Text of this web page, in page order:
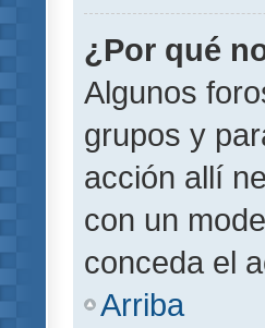
¿Por qué
Algunos
grupos y
acción allí
con un
conceda el
Arriba